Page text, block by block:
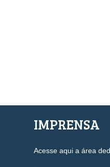
IMPRENSA
Acesse aqui a área